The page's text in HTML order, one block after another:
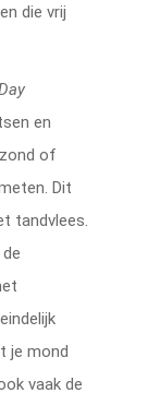
die vrij
en
of
Dit
tandvlees.
je mond
vaak de